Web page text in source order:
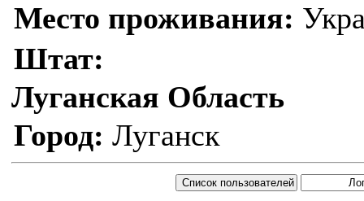
Место проживания:
Штат:
Луганская Область
Город: Луганск